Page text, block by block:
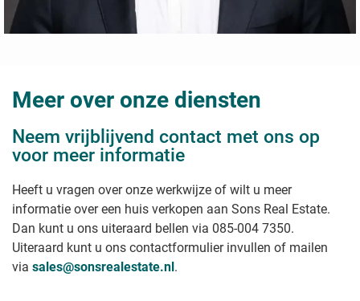
Meer over onze diensten
Neem vrijblijvend contact met ons op
voor meer informatie
Heeft u vragen over onze werkwijze of wilt u meer
informatie over een huis verkopen aan Sons Real Estate.
Dan kunt u ons uiteraard bellen via 085-004 7350.
Uiteraard kunt u ons contactformulier invullen of mailen
via sales@sonsrealestate.nl.